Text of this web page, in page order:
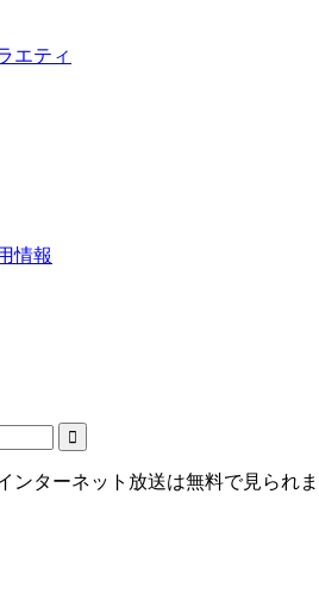
エティ
情報
ンターネット放送は無料で見られ